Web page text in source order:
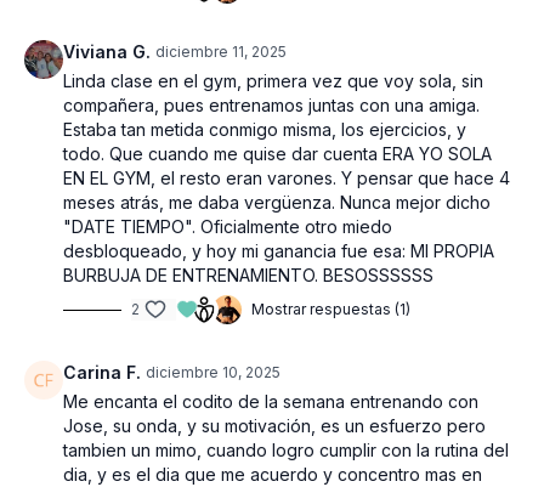
Viviana G. diciembre 11, 2025
Linda clase en el gym, primera vez que voy sola, sin
compañera, pues entrenamos juntas con una amiga.
Estaba tan metida conmigo misma, los ejercicios, y
todo. Que cuando me quise dar cuenta ERA YO SOLA
EN EL GYM, el resto eran varones. Y pensar que hace 4
meses atrás, me daba vergüenza. Nunca mejor dicho
"DATE TIEMPO". Oficialmente otro miedo
desbloqueado, y hoy mi ganancia fue esa: MI PROPIA
BURBUJA DE ENTRENAMIENTO. BESOSSSSSS
2 Mostrar respuestas (1)
Carina F. diciembre 10, 2025
Me encanta el codito de la semana entrenando con
Jose, su onda, y su motivación, es un esfuerzo pero
tambien un mimo, cuando logro cumplir con la rutina del
dia, y es el dia que me acuerdo y concentro mas en